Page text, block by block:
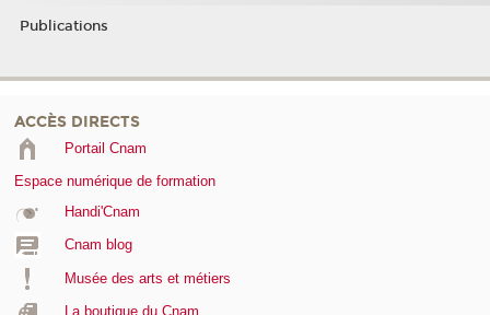
Publications
ACCÈS DIRECTS
Portail Cnam
Espace numérique de formation
Handi'Cnam
Cnam blog
Musée des arts et métiers
La boutique du Cnam